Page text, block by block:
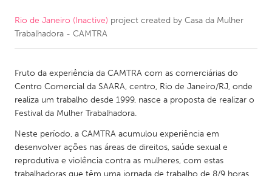
CANADA
Newmarket
Ottawa
South Shore
Toronto
MALAYSIA
Kuala Lumpur
Rio de Janeiro (Inactive) project created by Casa da Mulher
Trabalhadora - CAMTRA
Fruto da experiência da CAMTRA com as comerciárias do
Centro Comercial da SAARA, centro, Rio de Janeiro/RJ, onde
realiza um trabalho desde 1999, nasce a proposta de realizar o
Festival da Mulher Trabalhadora.
Neste período, a CAMTRA acumulou experiência em
desenvolver ações nas áreas de direitos, saúde sexual e
reprodutiva e violência contra as mulheres, com estas
trabalhadoras que têm uma jornada de trabalho de 8/9 horas